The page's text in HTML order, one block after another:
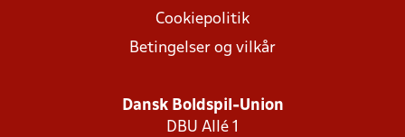
Cookiepolitik
Betingelser og vilkår
Dansk Boldspil-Union
DBU Allé 1